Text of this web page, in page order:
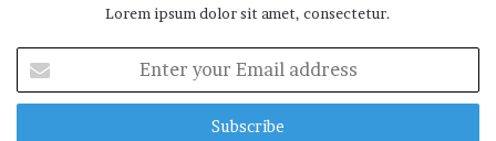
Lorem ipsum dolor sit amet, consectetur.
t